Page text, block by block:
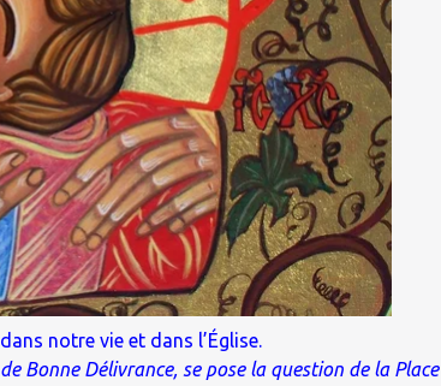
notre vie et dans l’Église.
Bonne Délivrance, se pose la question de la Place